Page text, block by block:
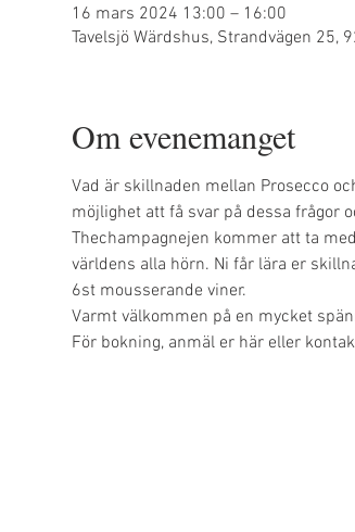
16 mars 2024 13:00 – 16:00
Tavelsjö Wärdshus, Strandvägen 25,
Om evenemanget
Vad är skillnaden mellan Prosecco
möjlighet att få svar på dessa frågor
Thechampagnejen kommer att ta
världens alla hörn. Ni får lära er
6st mousserande viner.
Varmt välkommen på en mycket
För bokning, anmäl er här eller